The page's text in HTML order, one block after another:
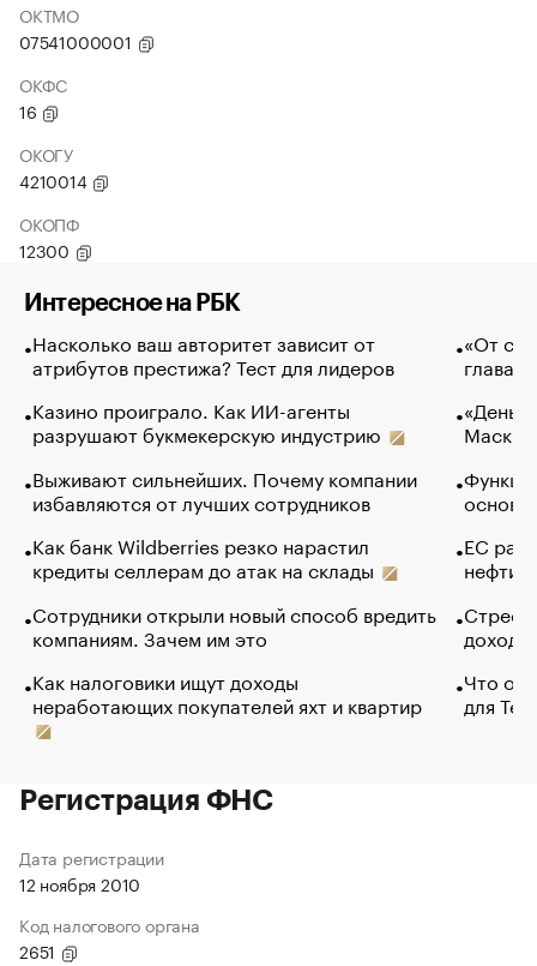
ОКТМО
07541000001
ОКФС
16
ОКОГУ
4210014
ОКОПФ
12300
Интересное на РБК
Насколько ваш авторитет зависит от
атрибутов престижа? Тест для лидеров
Казино проиграло. Как ИИ-агенты
разрушают букмекерскую индустрию
Выживают сильнейших. Почему компании
избавляются от лучших сотрудников
Как банк Wildberries резко нарастил
кредиты селлерам до атак на склады
Сотрудники открыли новый способ вредить
компаниям. Зачем им это
Как налоговики ищут доходы
неработающих покупателей яхт и квартир
«От
глава
Маск в
основ
ЕС
нефти
Что
для
Регистрация ФНС
Дата регистрации
12 ноября 2010
Код налогового органа
2651